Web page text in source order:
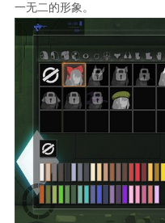
一无二的形象。